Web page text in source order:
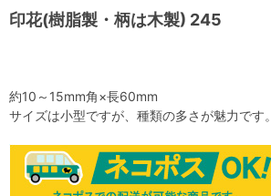
印花(樹脂製・柄は木製) 245
約10～15mm角×長60mm
サイズは小型ですが、種類の多さが魅力です。